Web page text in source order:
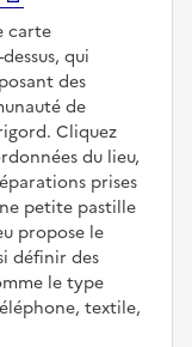
carte
qui
des
de
Cliquez
du lieu,
prises
petite pastille
propose le
définir des
le type
textile,